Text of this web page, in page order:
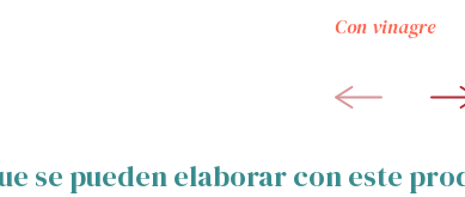
Con vinagre
se pueden elaborar con este